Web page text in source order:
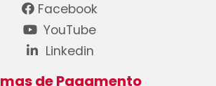
Facebook
YouTube
Linkedin
de Pagamento